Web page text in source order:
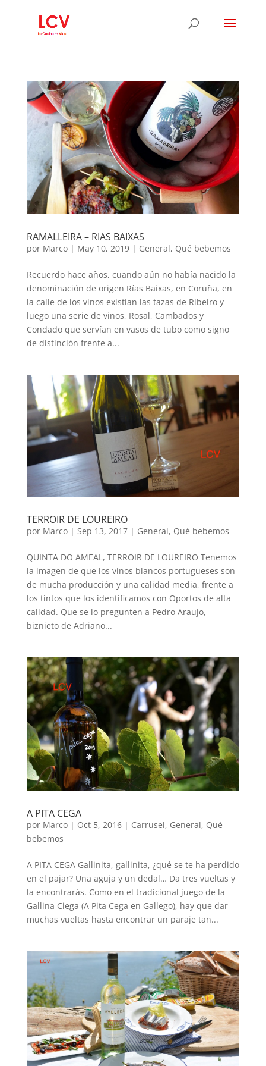
RAMALLEIRA – RIAS BAIXAS
por Marco| May 10, 2019| General, Qué bebemos
Recuerdo hace años, cuando aún no había nacido la
denominación de origen Rías Baixas, en Coruña, en
la calle de los vinos existían las tazas de Ribeiro y
luego una serie de vinos, Rosal, Cambados y
Condado que servían en vasos de tubo como signo
de distinción frente a...
TERROIR DE LOUREIRO
por Marco| Sep 13, 2017| General, Qué bebemos
QUINTA DO AMEAL, TERROIR DE LOUREIRO Tenemos
la imagen de que los vinos blancos portugueses son
de mucha producción y una calidad media, frente a
los tintos que los identificamos con Oportos de alta
calidad. Que se lo pregunten a Pedro Araujo,
biznieto de Adriano...
A PITA CEGA
por Marco| Oct 5, 2016| Carrusel, General, Qué
bebemos
A PITA CEGA Gallinita, gallinita, ¿qué se te ha perdido
en el pajar? Una aguja y un dedal… Da tres vueltas y
la encontrarás. Como en el tradicional juego de la
Gallina Ciega (A Pita Cega en Gallego), hay que dar
muchas vueltas hasta encontrar un paraje tan...